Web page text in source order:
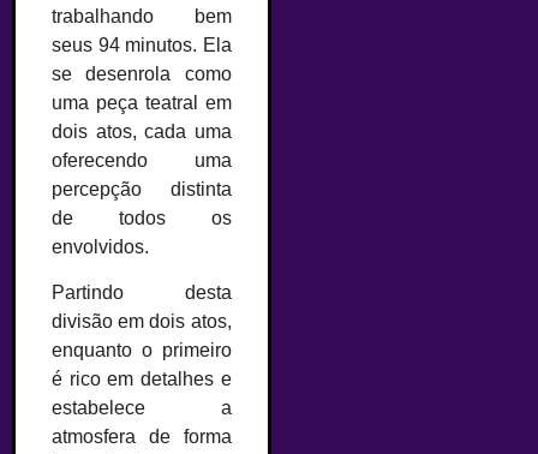
trabalhando bem
seus 94 minutos. Ela
se desenrola como
uma peça teatral em
dois atos, cada uma
oferecendo uma
percepção distinta
de todos os
envolvidos.
Partindo desta
divisão em dois atos,
enquanto o primeiro
é rico em detalhes e
estabelece a
atmosfera de forma